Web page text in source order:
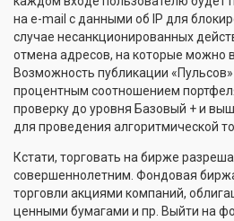
на e-mail с данными об IP для
случае несанкционированных
отмена адресов, на которые можно
Возможность публикации
процентным соотношением
проверку до уровня Базовый + и
для проведения алгоритмической
Кстати, торговать на бирже
совершеннолетним. Фондовая
торговли акциями компаний,
ценными бумагами и пр. Выйти на